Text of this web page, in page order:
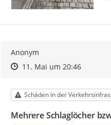
Anonym
Zeitpunkt des Erstellens
Zeitpunkt des Erstellens
11. Mai um 20:46Zur
Kategorie
Schäden in der
Mehrere Schlaglöcher